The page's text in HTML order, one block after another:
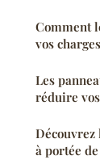
Comment
vos
Les
réduire
Découvrez
à portée